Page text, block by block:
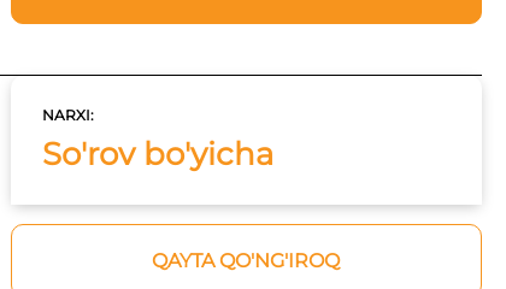
NARXI:
So'rov bo'yicha
QAYTA QO'NG'IROQ